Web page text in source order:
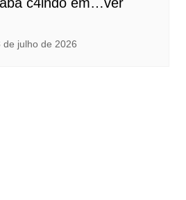
de julho de 2026